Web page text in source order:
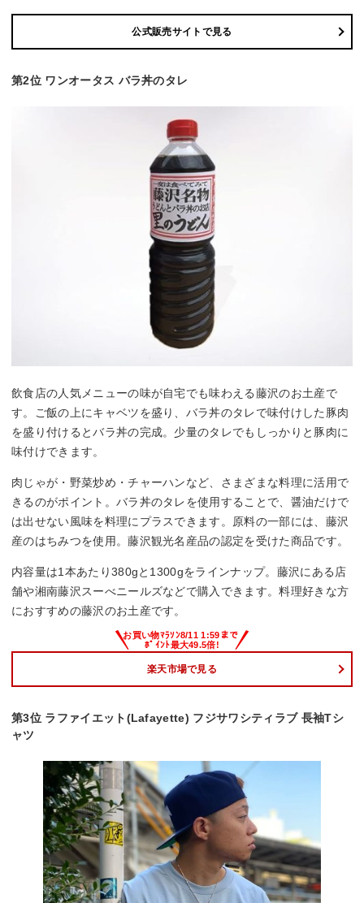
公式販売サイトで見る
第2位 ワンオータス バラ丼のタレ
飲食店の人気メニューの味が自宅でも味わえる藤沢のお土産で
す。ご飯の上にキャベツを盛り、バラ丼のタレで味付けした豚肉
を盛り付けるとバラ丼の完成。少量のタレでもしっかりと豚肉に
味付けできます。
肉じゃが・野菜炒め・チャーハンなど、さまざまな料理に活用で
きるのがポイント。バラ丼のタレを使用することで、醤油だけで
は出せない風味を料理にプラスできます。原料の一部には、藤沢
産のはちみつを使用。藤沢観光名産品の認定を受けた商品です。
内容量は1本あたり380gと1300gをラインナップ。藤沢にある店
舗や湘南藤沢スーべニールズなどで購入できます。料理好きな方
におすすめの藤沢のお土産です。
楽天市場で見る
第3位 ラファイエット(Lafayette) フジサワシティラブ 長袖Tシ
ャツ